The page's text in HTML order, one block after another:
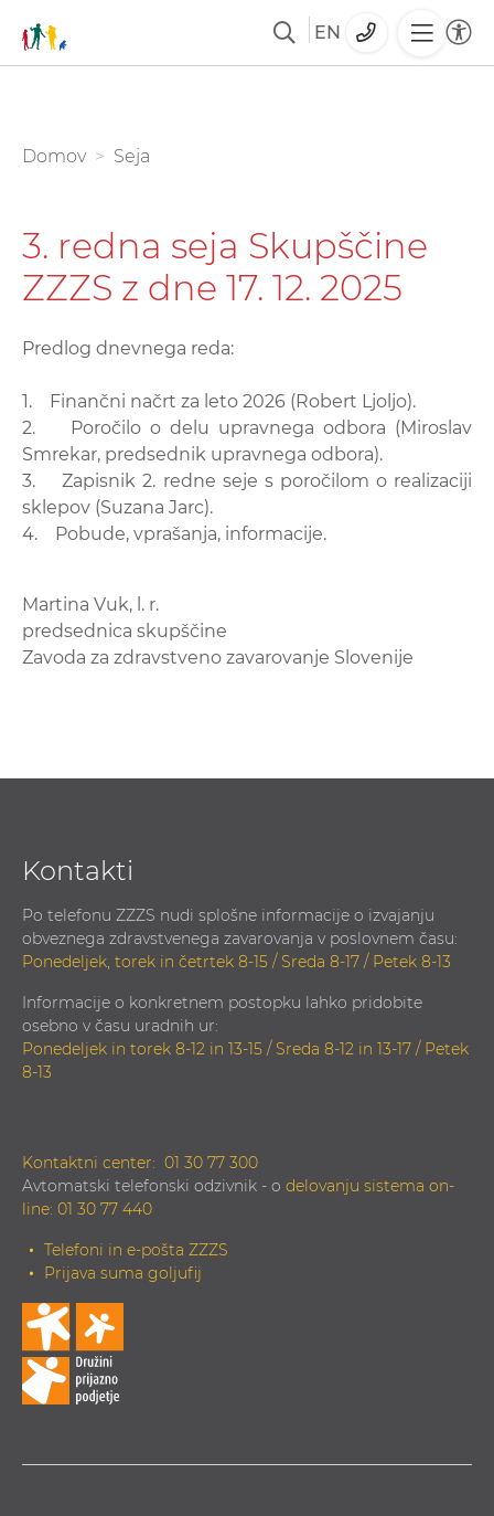
glavno
EN
You are here:
Domov Seja
3. redna seja Skupščine
ZZZS z dne 17. 12. 2025
Predlog dnevnega reda:
1. Finančni načrt za leto 2026 (Robert Ljoljo).
2. Poročilo o delu upravnega odbora (Miroslav
Smrekar, predsednik upravnega odbora).
3. Zapisnik 2. redne seje s poročilom o realizaciji
sklepov (Suzana Jarc).
4. Pobude, vprašanja, informacije.
Martina Vuk, l. r.
predsednica skupščine
Zavoda za zdravstveno zavarovanje Slovenije
Kontakti
Po telefonu ZZZS nudi splošne informacije o izvajanju
obveznega zdravstvenega zavarovanja v poslovnem času:
Ponedeljek, torek in četrtek 8-15 / Sreda 8-17 / Petek 8-13
Informacije o konkretnem postopku lahko pridobite
osebno v času uradnih ur:
Ponedeljek in torek 8-12 in 13-15 / Sreda 8-12 in 13-17 / Petek
8-13
Kontaktni center: 01 30 77 300
Avtomatski telefonski odzivnik - o delovanju sistema on-
line: 01 30 77 440
Telefoni in e-pošta ZZZS
Prijava suma goljufij